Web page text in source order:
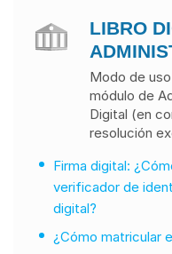
LIBRO
Modo de
módulo de
Digital (en
resolución
Firma digital:
verificador de
digital?
¿Cómo matricular